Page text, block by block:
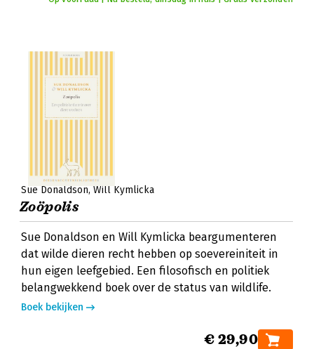
Sue Donaldson Will Kymlicka
Zoöpolis
Sue Donaldson en Will Kymlicka beargumenteren
dat wilde dieren recht hebben op soevereiniteit in
hun eigen leefgebied. Een filosofisch en politiek
belangwekkend boek over de status van wildlife.
Boek bekijken
€ 29,90